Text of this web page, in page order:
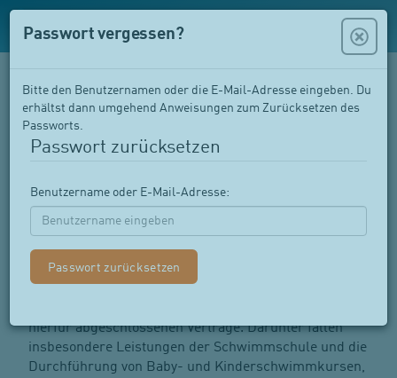
Passwort vergessen?
Bitte den Benutzernamen oder die E-Mail-Adresse eingeben. Du
erhältst dann umgehend Anweisungen zum Zurücksetzen des
Passworts.
Passwort zurücksetzen
Benutzername oder E-Mail-Adresse:
Allgemeine
Geschäftsbedingungen
1. Anwendbarkeit
Diese Allgemeinen Geschäftsbedingungen finden
Anwendung, auf die von H
hierfür abgeschlossenen Verträge. Darunter fallen
insbesondere Leistungen der Schwimmschule und die
Durchführung von Baby- und Kinderschwimmkursen,